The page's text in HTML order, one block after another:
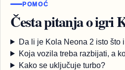
POMOĆ
Česta pitanja o igri
Da li je Kola Neona 2 isto što
Koja vozila treba razbijati, a
Kako se uključuje turbo?